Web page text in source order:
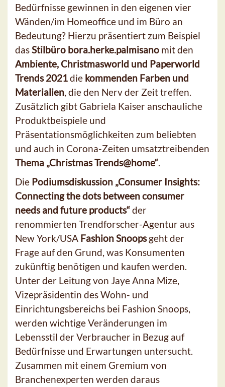
Bedürfnisse gewinnen in den eigenen vier
Wänden/im Homeoffice und im Büro an
Bedeutung? Hierzu präsentiert zum Beispiel
dasStilbüro bora.herke.palmisano mit den
Ambiente, Christmasworld und Paperworld
Trends 2021die kommenden Farben und
Materialien, die den Nerv der Zeit treffen.
Zusätzlich gibt Gabriela Kaiser anschauliche
Produktbeispiele und
Präsentationsmöglichkeiten zum beliebten
und auch in Corona-Zeiten umsatztreibenden
Thema „Christmas Trends@home“.
Die Podiumsdiskussion „Consumer Insights:
Connecting the dots between consumer
needs and future products“der
renommierten Trendforscher-Agentur aus
New York/USA Fashion Snoopsgeht der
Frage auf den Grund, was Konsumenten
zukünftig benötigen und kaufen werden.
Unter der Leitung von Jaye Anna Mize,
Vizepräsidentin des Wohn- und
Einrichtungsbereichs bei Fashion Snoops,
werden wichtige Veränderungen im
Lebensstil der Verbraucher in Bezug auf
Bedürfnisse und Erwartungen untersucht.
Zusammen mit einem Gremium von
Branchenexperten werden daraus